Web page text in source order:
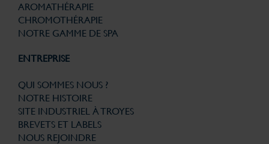
AROMATHÉRAPIE
CHROMOTHÉRAPIE
NOTRE GAMME DE SPA
ENTREPRISE
QUI SOMMES NOUS ?
NOTRE HISTOIRE
SITE INDUSTRIEL À TROYES
BREVETS ET LABELS
NOUS REJOINDRE